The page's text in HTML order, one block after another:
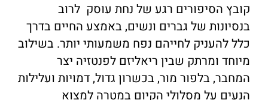
קובץ הסיפורים רגע של נחת עוסק לרוב
בנסיונות של גברים ונשים, באמצע החיים בדרך
כלל להעניק לחייהם נפח משמעותי יותר. בשילוב
מיוחד ומרתק שבין ריאליזם לפנטזיה יצר
המחבר, בלפור מור, בכשרון גדול, דמויות ועלילות
הנעים על מסלולי הקיום במטרה למצוא